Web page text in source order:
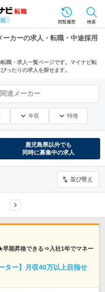
閲覧履歴 検索
カーの求人・転職・中途採用
職・求人一覧ページです。マイナビ転
ったりの求人を探せます。
連メーカー
年収 特徴
鹿児島県以外でも
同時に募集中の求人
並び替え
早期昇格できる⇒入社1年でマネー
ター】月収40万以上目指せ